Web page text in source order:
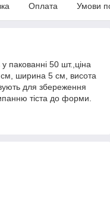
Оплата Умови
у пакованні 50 шт.,ціна
ширина 5 см, висота
для збереження
тіста до форми.